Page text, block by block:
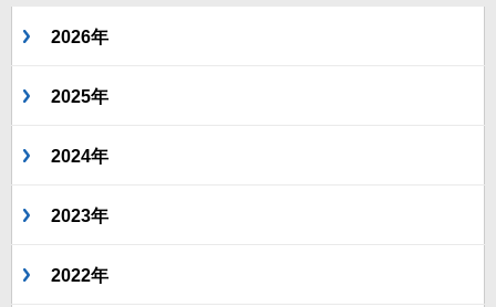
2026年
2025年
2024年
2023年
2022年